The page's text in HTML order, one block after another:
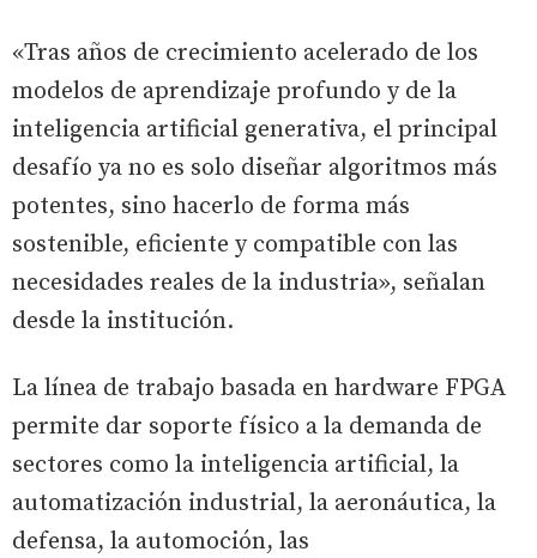
«Tras años de crecimiento acelerado de los
modelos de aprendizaje profundo y de la
inteligencia artificial generativa, el principal
desafío ya no es solo diseñar algoritmos más
potentes, sino hacerlo de forma más
sostenible, eficiente y compatible con las
necesidades reales de la industria», señalan
desde la institución.
La línea de trabajo basada en hardware FPGA
permite dar soporte físico a la demanda de
sectores como la inteligencia artificial, la
automatización industrial, la aeronáutica, la
defensa, la automoción, las